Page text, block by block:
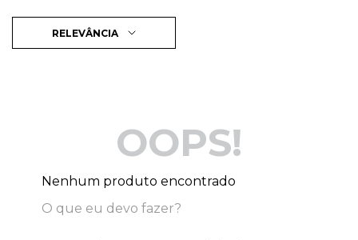
RELEVÂNCIA
OOPS!
Nenhum produto encontrado
O que eu devo fazer?